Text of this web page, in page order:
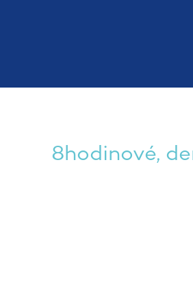
8hodinové,